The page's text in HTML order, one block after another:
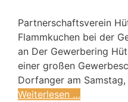
Partnerschaftsverein
Flammkuchen bei der
an Der Gewerbering
einer großen
Dorfanger am
Weiterlesen …